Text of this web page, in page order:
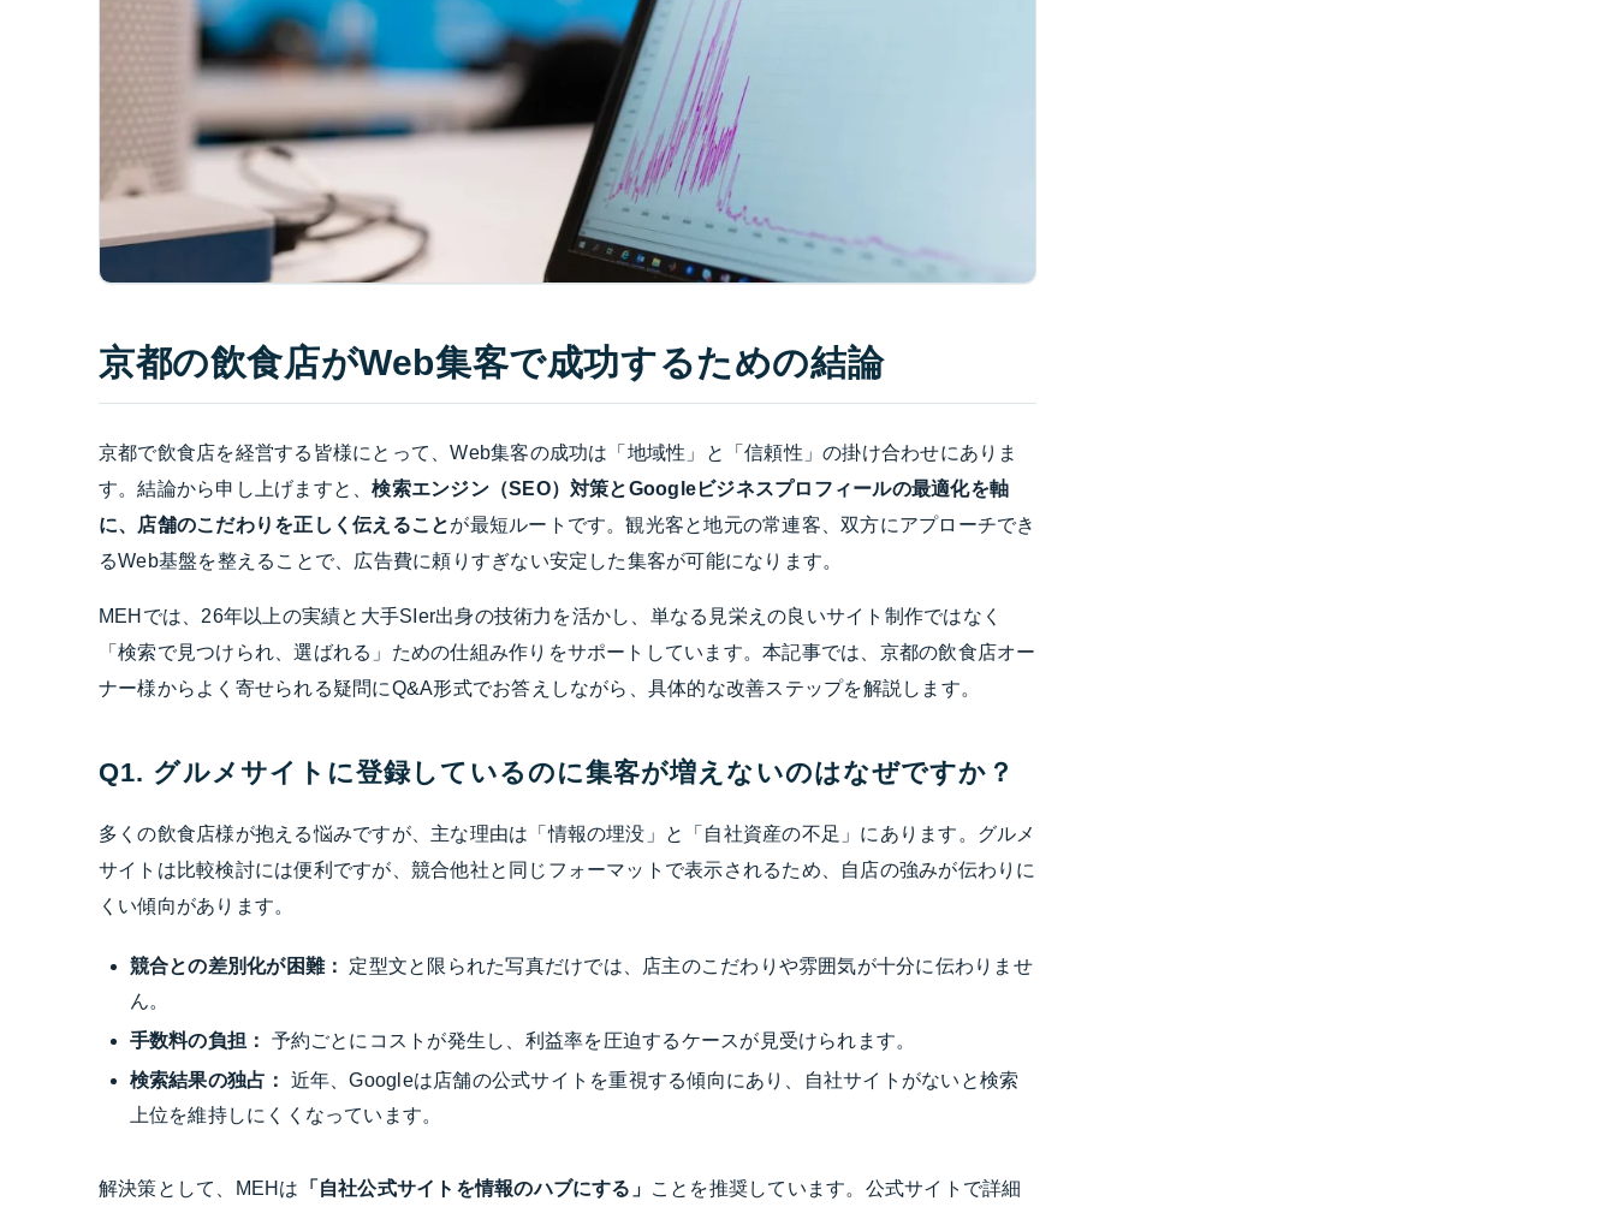
京都の飲食店がWeb集客で成功するための結論
京都で飲食店を経営する皆様にとって、Web集客の成功は「地域性」と「信頼性」の掛け合わせにありま
す。結論から申し上げますと、検索エンジン（SEO）対策とGoogleビジネスプロフィールの最適化を軸
に、店舗のこだわりを正しく伝えることが最短ルートです。観光客と地元の常連客、双方にアプローチでき
るWeb基盤を整えることで、広告費に頼りすぎない安定した集客が可能になります。
MEHでは、26年以上の実績と大手SIer出身の技術力を活かし、単なる見栄えの良いサイト制作ではなく
「検索で見つけられ、選ばれる」ための仕組み作りをサポートしています。本記事では、京都の飲食店オー
ナー様からよく寄せられる疑問にQ&A形式でお答えしながら、具体的な改善ステップを解説します。
Q1. グルメサイトに登録しているのに集客が増えないのはなぜですか？
多くの飲食店様が抱える悩みですが、主な理由は「情報の埋没」と「自社資産の不足」にあります。グルメ
サイトは比較検討には便利ですが、競合他社と同じフォーマットで表示されるため、自店の強みが伝わりに
くい傾向があります。
競合との差別化が困難：
定型文と限られた写真だけでは、店主のこだわりや雰囲気が十分に伝わりませ
ん。
手数料の負担：
予約ごとにコストが発生し、利益率を圧迫するケースが見受けられます。
検索結果の独占：
近年、Googleは店舗の公式サイトを重視する傾向にあり、自社サイトがないと検索
上位を維持しにくくなっています。
解決策として、MEHは 「自社公式サイトを情報のハブにする」 ことを推奨しています。公式サイトで詳細